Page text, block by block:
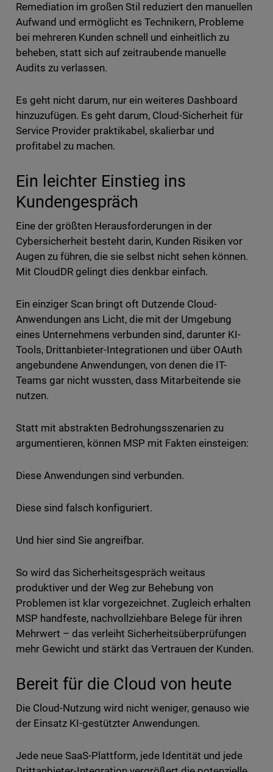
Remediation im großen Stil reduziert den manuellen
Aufwand und ermöglicht es Technikern, Probleme
bei mehreren Kunden schnell und einheitlich zu
beheben, statt sich auf zeitraubende manuelle
Audits zu verlassen.
Es geht nicht darum, nur ein weiteres Dashboard
hinzuzufügen. Es geht darum, Cloud-Sicherheit für
Service Provider praktikabel, skalierbar und
profitabel zu machen.
Ein leichter Einstieg ins
Kundengespräch
Eine der größten Herausforderungen in der
Cybersicherheit besteht darin, Kunden Risiken vor
Augen zu führen, die sie selbst nicht sehen können.
Mit CloudDR gelingt dies denkbar einfach.
Ein einziger Scan bringt oft Dutzende Cloud-
Anwendungen ans Licht, die mit der Umgebung
eines Unternehmens verbunden sind, darunter KI-
Tools, Drittanbieter-Integrationen und über OAuth
angebundene Anwendungen, von denen die IT-
Teams gar nicht wussten, dass Mitarbeitende sie
nutzen.
Statt mit abstrakten Bedrohungsszenarien zu
argumentieren, können MSP mit Fakten einsteigen:
Diese Anwendungen sind verbunden.
Diese sind falsch konfiguriert.
Und hier sind Sie angreifbar.
So wird das Sicherheitsgespräch weitaus
produktiver und der Weg zur Behebung von
Problemen ist klar vorgezeichnet. Zugleich erhalten
MSP handfeste, nachvollziehbare Belege für ihren
Mehrwert – das verleiht Sicherheitsüberprüfungen
mehr Gewicht und stärkt das Vertrauen der Kunden.
Bereit für die Cloud von heute
Die Cloud-Nutzung wird nicht weniger, genauso wie
der Einsatz KI-gestützter Anwendungen.
Jede neue SaaS-Plattform, jede Identität und jede